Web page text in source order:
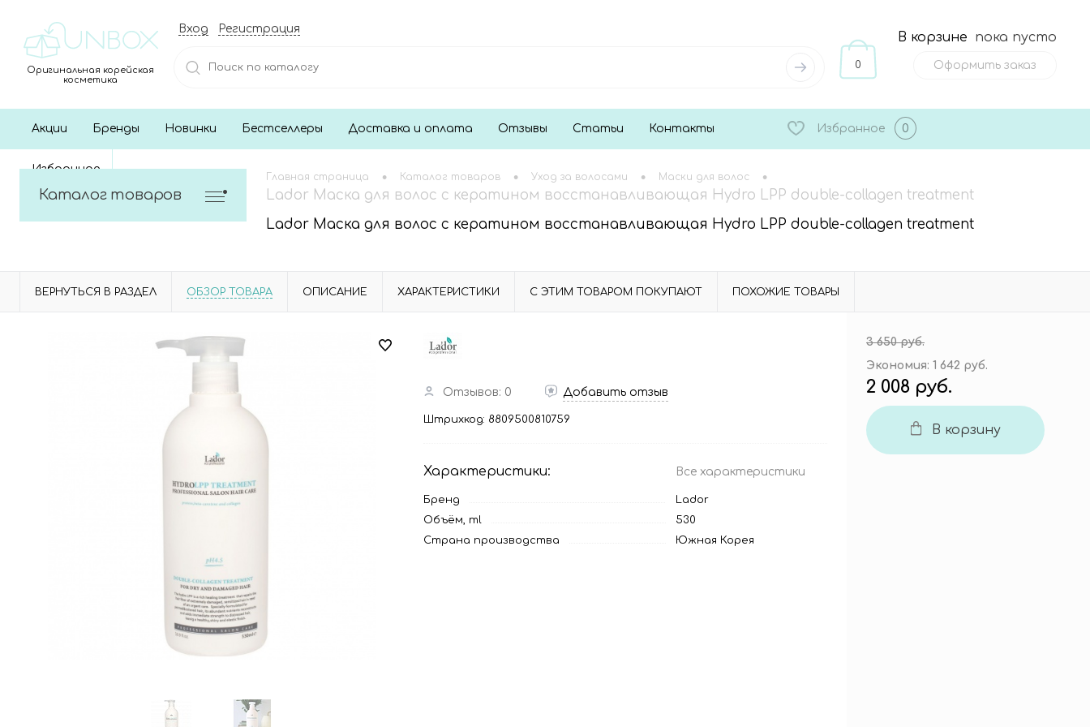
Оригинальная корейская
косметика
Вход Регистрация
0
В корзине пока пусто
Оформить заказ
Акции Бренды Новинки Бестселлеры Доставка и оплата Отзывы Статьи Контакты
Избранное
Избранное 0
Каталог товаров
Главная страница • Каталог товаров • Уход за волосами • Маски для волос •
Lador Маска для волос с кератином восстанавливающая Hydro LPP double-collagen treatment
Lador Маска для волос с кератином восстанавливающая Hydro LPP double-collagen treatment
ВЕРНУТЬСЯ В РАЗДЕЛ ОБЗОР ТОВАРА ОПИСАНИЕ ХАРАКТЕРИСТИКИ С ЭТИМ ТОВАРОМ ПОКУПАЮТ ПОХОЖИЕ ТОВАРЫ
Отзывов: 0 Добавить отзыв
Штрихкод: 8809500810759
Характеристики: Все характеристики
Бренд
Lador
Объём, ml
530
Страна производства
Южная Корея
3 650 руб.
Экономия: 1 642 руб.
2 008 руб.
В корзину